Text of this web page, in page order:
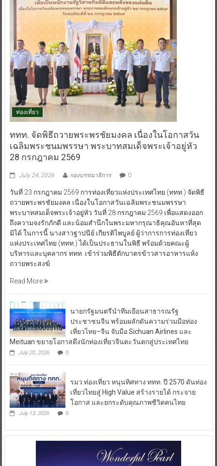
ท่องเที่ยว
ททท. จัดพิธีถวายพระพรชัยมงคล เนื่องในโอกาสวัน
เฉลิมพระชนมพรรษา พระบาทสมเด็จพระเจ้าอยู่หัว
28 กรกฎาคม 2569
July 24, 2026 กองบรรณาธิการ 0
วันที่ 23 กรกฎาคม 2569 การท่องเที่ยวแห่งประเทศไทย (ททท.) จัดพิธี
ถวายพระพรชัยมงคล เนื่องในโอกาสวันเฉลิมพระชนมพรรษา
พระบาทสมเด็จพระเจ้าอยู่หัว วันที่ 28 กรกฎาคม 2569 เพื่อแสดงออก
ถึงความจงรักภักดี และน้อมสำนึกในพระมหากรุณาธิคุณอันหาที่สุด
มิได้ ในการนี้ นางสาวฐาปนีย์ เกียรติไพบูลย์ ผู้ว่าการการท่องเที่ยว
แห่งประเทศไทย (ททท.) ได้เป็นประธานในพิธี พร้อมด้วยคณะผู้
บริหารและบุคลากร ททท. เข้าร่วมพิธีตักบาตรข้าวสารอาหารแห้ง
ถวายพระสงฆ์
Read More
นายกรัฐมนตรีนำทีมเยือนสาธารณรัฐ
ประชาชนจีน พร้อมผลักดันความร่วมมือท่อง
เที่ยวไทย–จีน จับมือ Sichuan Airlines และ
Meituan ขยายโอกาสดึงนักท่องเที่ยวจีนตะวันตกสู่ประเทศไทย
July 20, 2026 0
รมว.ท่องเที่ยว หนุนทิศทาง ททท. ปี 2570 ดันท่อง
เที่ยวไทยสู่ High Value สร้างรายได้ กระจาย
โอกาส และยกระดับคุณภาพชีวิตคนไทย
July 13, 2026 0